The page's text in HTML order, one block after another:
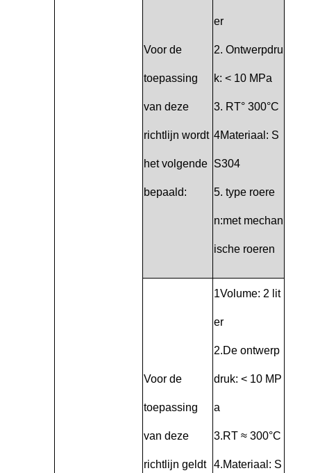
Voor de
toepassing
van deze
richtlijn wordt
het volgende
bepaald:
er
2. Ontwerpdru
k: < 10 MPa
3. RT° 300°C
4Materiaal: S
S304
5. type roere
n:met mechan
ische roeren
Voor de
toepassing
van deze
richtlijn geldt
1Volume: 2 lit
er
2.De ontwerp
druk: < 10 MP
a
3.RT ≈ 300°C
4.Materiaal: S